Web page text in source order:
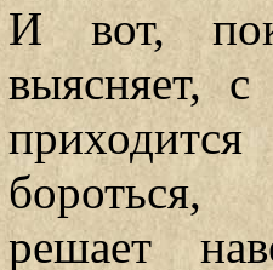
И вот,
выясняет,
приходится
решает